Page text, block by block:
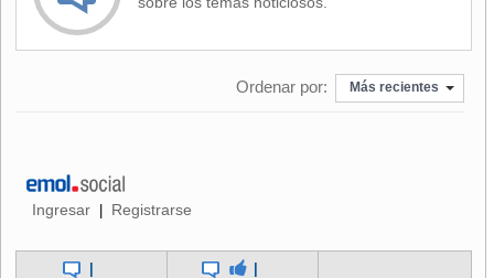
Ordenar por: Más recientes
Ingresar | Registrarse
| |